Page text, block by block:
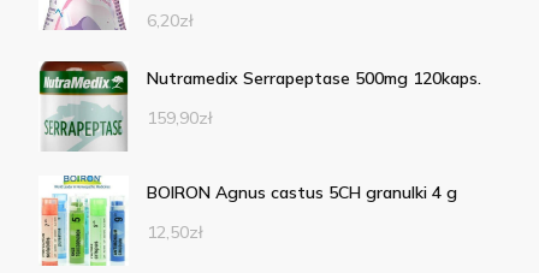
6,20zł
Nutramedix Serrapeptase 500mg 120kaps.
159,90zł
BOIRON Agnus castus 5CH granulki 4 g
12,50zł